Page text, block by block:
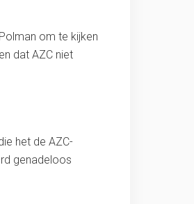
om te kijken
dat AZC niet
het de AZC-
genadeloos